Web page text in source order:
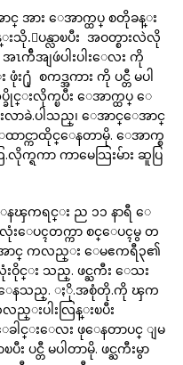
အား ေအာက္ထပ္ စတိုခန္း
သို.ျပန္လာၿပီး အဝတ္စားလဲလို
က်ီအျဖဴပါးပါးေလး ကို
႐ုံ စကဒ္အကား ကို ပင္တီ မပါ
င္းလိုက္ၿပီး ေအာက္ထပ္ ေ
ာခဲ.ပါသည္၊ ေအာင္ေအာင္
ာင္ကာထိုင္ေနတာမို. ေအာက္စ
ရကာ ကာမေသြးမ်ား ဆူပြ
နၾကရင္း ည ၁၁ နာရီ ေ
ေပၚတက္ကာ စင္ေပၚမွ တ
အာင္ ကလည္း ေမဧကရီ၃၏
းဝိုင္း သည္. ဖင္ႀကီး ေသး
က္ေနသည္. ႏို.အစုံတို.ကို ၾက
းပါးလြန္းၿပီး
ါင္းေလး ဖုေနတာပင္ ျမ
င္တီ မပါတာမို. ဖင္ႀကီးမွာ